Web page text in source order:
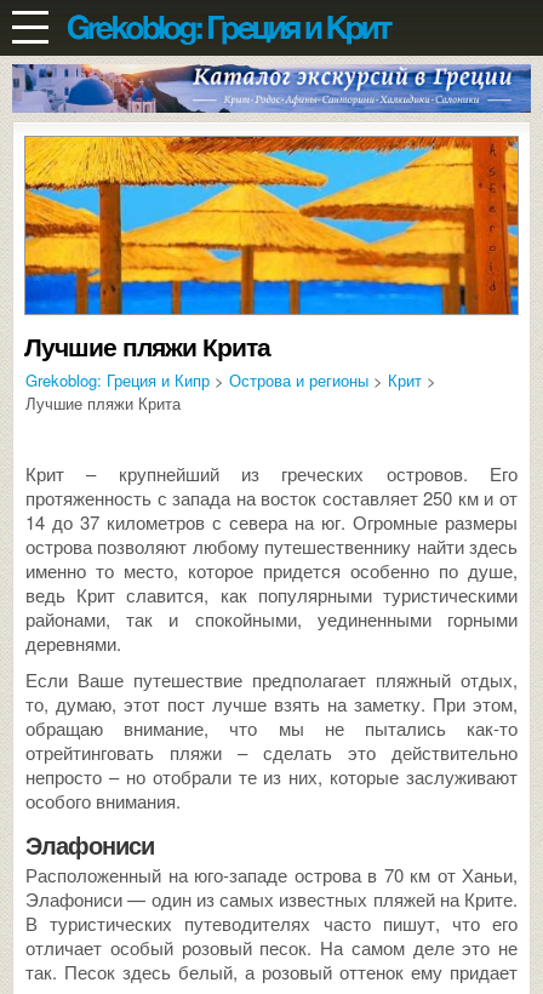
Лучшие пляжи Крита
Grekoblog: Греция и Кипр > Острова и регионы > Крит >
Лучшие пляжи Крита
Крит – крупнейший из греческих островов. Его
протяженность с запада на восток составляет 250 км и от
14 до 37 километров с севера на юг. Огромные размеры
острова позволяют любому путешественнику найти здесь
именно то место, которое придется особенно по душе,
ведь Крит славится, как популярными туристическими
районами, так и спокойными, уединенными горными
деревнями.
Если Ваше путешествие предполагает пляжный отдых,
то, думаю, этот пост лучше взять на заметку. При этом,
обращаю внимание, что мы не пытались как-то
отрейтинговать пляжи – сделать это действительно
непросто – но отобрали те из них, которые заслуживают
особого внимания.
Элафониси
Расположенный на юго-западе острова в 70 км от Ханьи,
Элафониси — один из самых известных пляжей на Крите.
В туристических путеводителях часто пишут, что его
отличает особый розовый песок. На самом деле это не
так. Песок здесь белый, а розовый оттенок ему придает